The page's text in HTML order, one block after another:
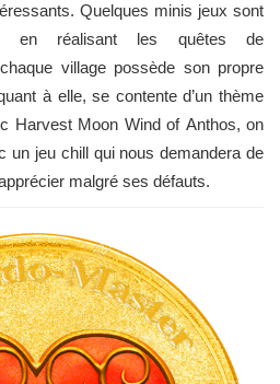
Quelques minis jeux sont
en réalisant les quêtes de
village possède son propre
à elle, se contente d’un thème
Harvest Moon Wind of Anthos, on
un jeu chill qui nous demandera de
malgré ses défauts.